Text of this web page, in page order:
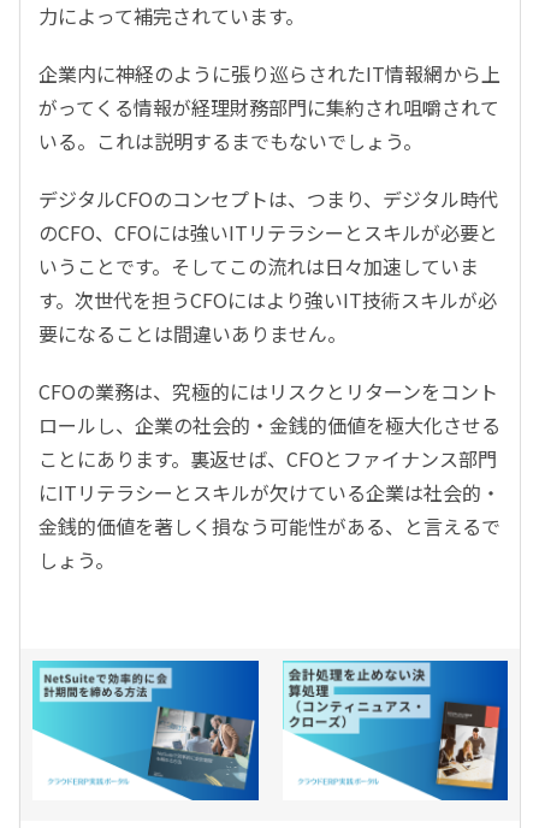
力によって補完されています。
企業内に神経のように張り巡らされたIT情報網から上
がってくる情報が経理財務部門に集約され咀嚼されて
いる。これは説明するまでもないでしょう。
デジタルCFOのコンセプトは、つまり、デジタル時代
のCFO、CFOには強いITリテラシーとスキルが必要と
いうことです。そしてこの流れは日々加速していま
す。次世代を担うCFOにはより強いIT技術スキルが必
要になることは間違いありません。
CFOの業務は、究極的にはリスクとリターンをコント
ロールし、企業の社会的・金銭的価値を極大化させる
ことにあります。裏返せば、CFOとファイナンス部門
にITリテラシーとスキルが欠けている企業は社会的・
金銭的価値を著しく損なう可能性がある、と言えるで
しょう。